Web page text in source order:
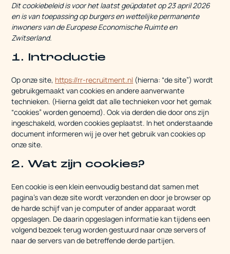
Dit cookiebeleid is voor het laatst geüpdatet op 23 april 2026
en is van toepassing op burgers en wettelijke permanente
inwoners van de Europese Economische Ruimte en
Zwitserland.
1. Introductie
Op onze site, https://rr-recruitment.nl (hierna: “de site”) wordt
gebruikgemaakt van cookies en andere aanverwante
technieken. (Hierna geldt dat alle technieken voor het gemak
“cookies” worden genoemd). Ook via derden die door ons zijn
ingeschakeld, worden cookies geplaatst. In het onderstaande
document informeren wij je over het gebruik van cookies op
onze site.
2. Wat zijn cookies?
Een cookie is een klein eenvoudig bestand dat samen met
pagina's van deze site wordt verzonden en door je browser op
de harde schijf van je computer of ander apparaat wordt
opgeslagen. De daarin opgeslagen informatie kan tijdens een
volgend bezoek terug worden gestuurd naar onze servers of
naar de servers van de betreffende derde partijen.